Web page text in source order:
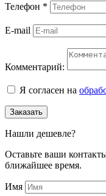
Телефон *
E-mail
Комментарий:
Я согласен на
Заказать
Нашли дешевле?
Оставьте ваши
ближайшее время.
Имя